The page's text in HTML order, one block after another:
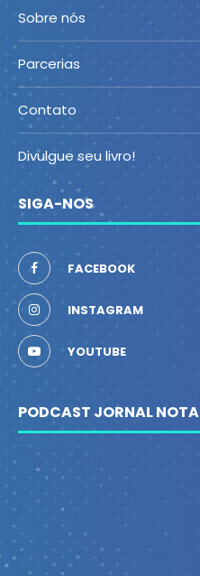
Sobre nós
Parcerias
Contato
Divulgue seu livro!
SIGA-NOS
FACEBOOK
INSTAGRAM
YOUTUBE
PODCAST JORNAL NOTA